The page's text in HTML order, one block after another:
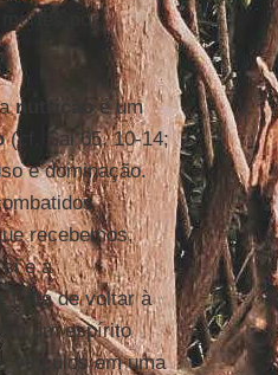
por
anutriçãoé um
(cf. Sal 65, 10-14;
e dominação.
recebemos,
e a
trata de voltar à
um espírito
vínculos em uma